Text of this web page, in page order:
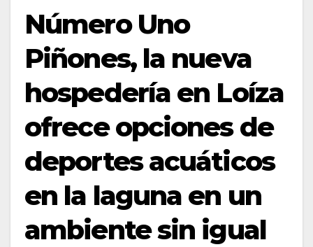
Número Uno
Piñones, la nueva
hospedería en Loíza
ofrece opciones de
deportes acuáticos
en la laguna en un
ambiente sin igual